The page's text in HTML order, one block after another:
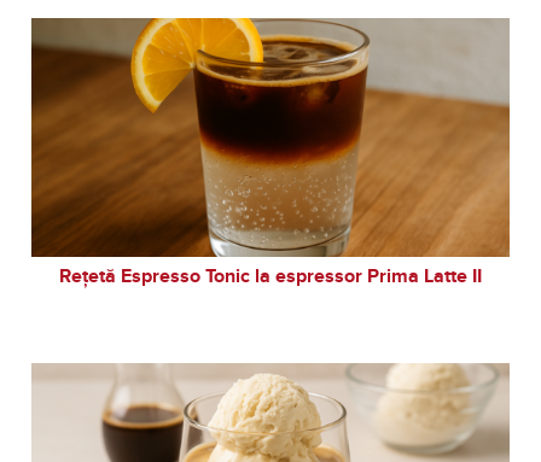
Retete pentru Espressor
Rețetă Espresso Tonic la espressor Prima Latte II